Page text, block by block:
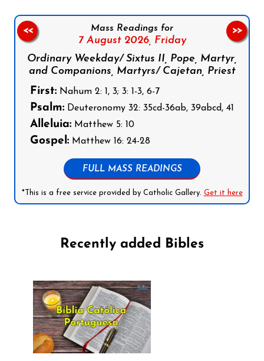
Mass Readings for
7 August 2026, Friday
Ordinary Weekday/ Sixtus II, Pope, Martyr,
and Companions, Martyrs/ Cajetan, Priest
First: Nahum 2: 1, 3; 3: 1-3, 6-7
Psalm: Deuteronomy 32: 35cd-36ab, 39abcd, 41
Alleluia: Matthew 5: 10
Gospel: Matthew 16: 24-28
FULL MASS READINGS
*This is a free service provided by Catholic Gallery. Get it here
<< >>
Recently added Bibles